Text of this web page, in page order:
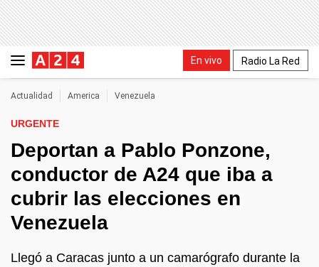
En vivo Radio La Red
Actualidad America Venezuela
URGENTE
Deportan a Pablo Ponzone,
conductor de A24 que iba a
cubrir las elecciones en
Venezuela
Llegó a Caracas junto a un camarógrafo durante la